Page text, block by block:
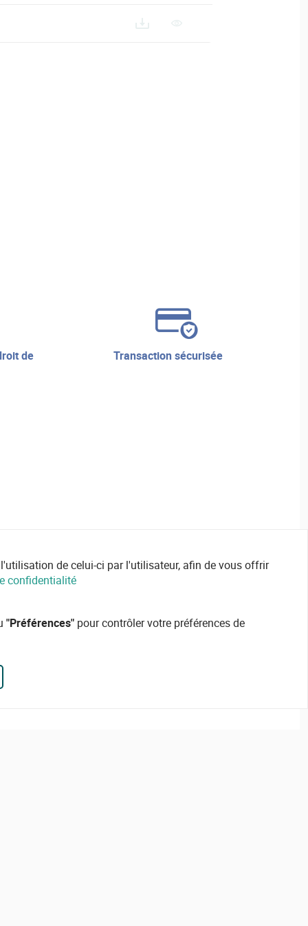
transaction sécurisée
de celui-ci par l'utilisateur, afin de vous offrir
confidentialité
"Préférences" pour contrôler votre préférences de